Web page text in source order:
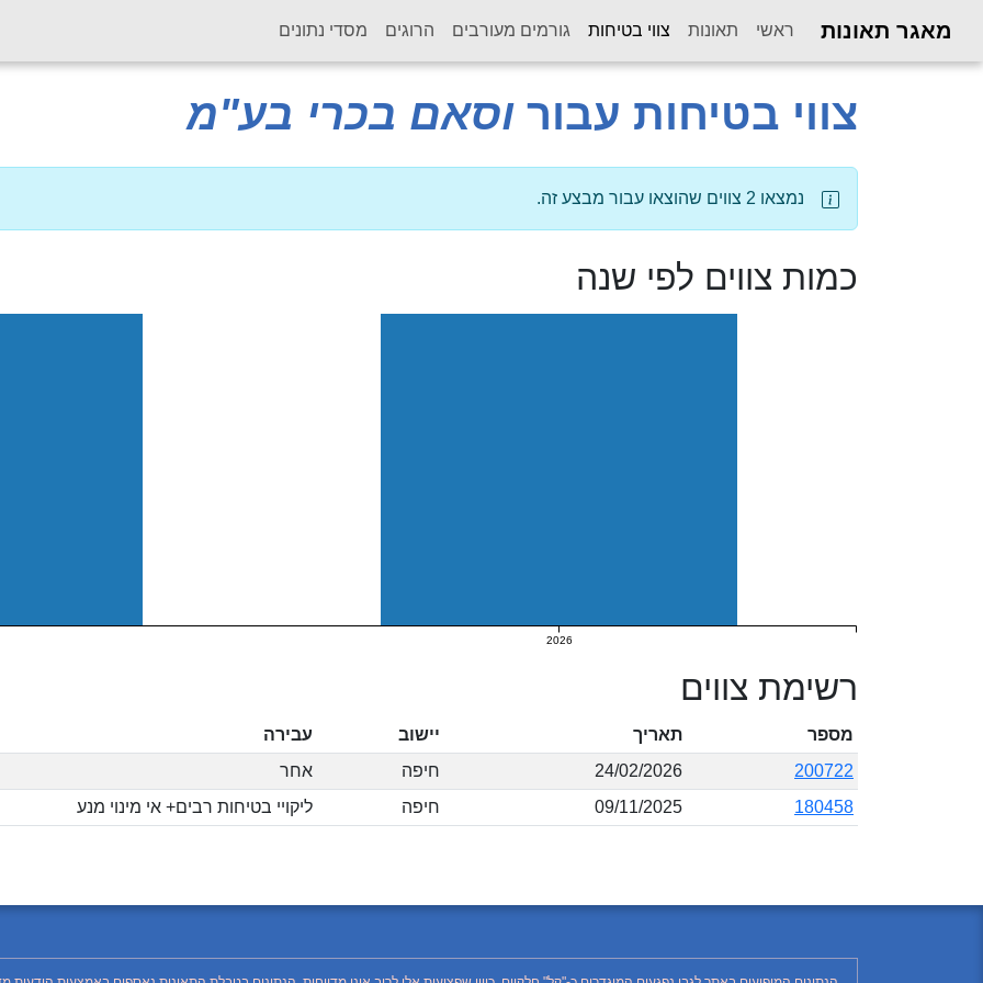
מאגר תאונות ראשי תאונות צווי בטיחות
(current) גורמים מעורבים הרוגים מסדי נתונים
צווי בטיחות עבור וסאם בכרי בע"מ
נמצאו 2 צווים שהוצאו עבור מבצע זה.
כמות צווים לפי שנה
2026
רשימת צווים
מספר תאריך יישוב
עבירה
200722
24/02/2026 חיפה
אחר
180458
09/11/2025 חיפה ליקויי בטיחות רבים+ אי מינוי מנע